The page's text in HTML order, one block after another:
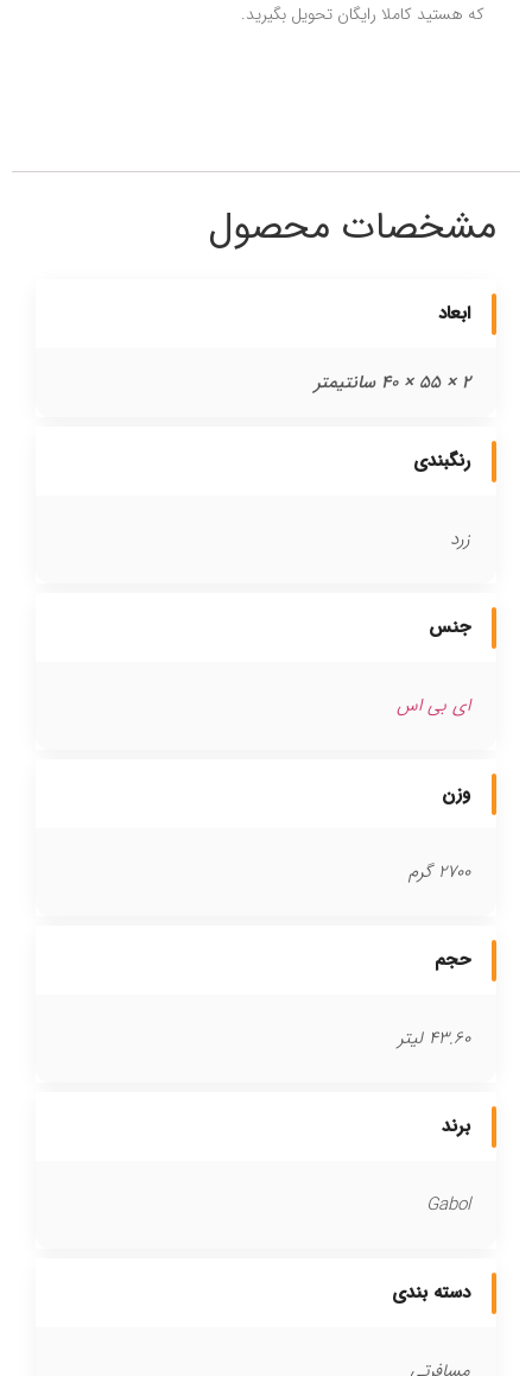
که هستید کاملا رایگان تحویل بگیرید.
مشخصات محصول
ابعاد
2 × 55 × 40 سانتیمتر
رنگبندی
زرد
جنس
ای بی اس
وزن
2700 گرم
حجم
43.60 لیتر
برند
Gabol
دسته بندی